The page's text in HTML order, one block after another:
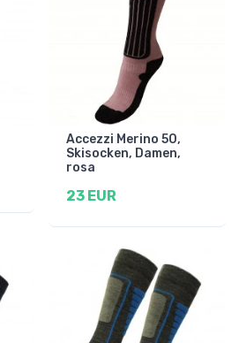
Accezzi Merino 50,
Skisocken, Damen,
rosa
23 EUR